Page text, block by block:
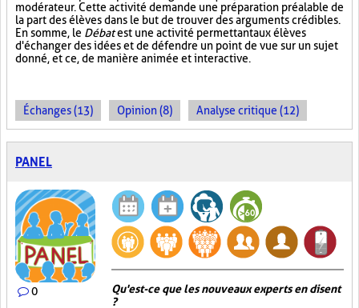
modérateur. Cette activité demande une préparation préalable de
la part des élèves dans le but de trouver des arguments crédibles.
En somme, le Débatest une activité permettant aux élèves
d'échanger des idées et de défendre un point de vue sur un sujet
donné, et ce, de manière animée et interactive.
Échanges (13) Opinion (8) Analyse critique (12)
PANEL
0
Qu'est-ce que les nouveaux experts en disent
?